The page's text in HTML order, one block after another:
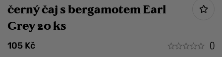
černý čaj s bergamotem Earl
Grey 20 ks
105 Kč
()